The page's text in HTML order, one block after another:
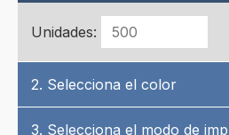
Unidades:
2. Selecciona el color
3. Selecciona el modo de